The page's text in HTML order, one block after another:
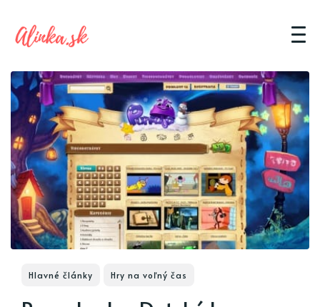
Hlavné články Hry na voľný čas